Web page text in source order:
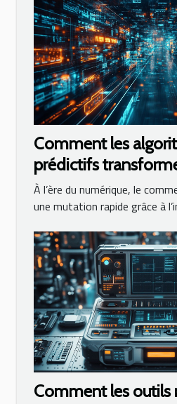
Comment les
prédictifs
commerce en ligne
À l’ère du numérique, le
une mutation rapide grâce à
Comment les outils